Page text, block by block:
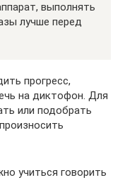
выполнять
лучше перед
прогресс,
на диктофон. Для
или подобрать
учиться говорить